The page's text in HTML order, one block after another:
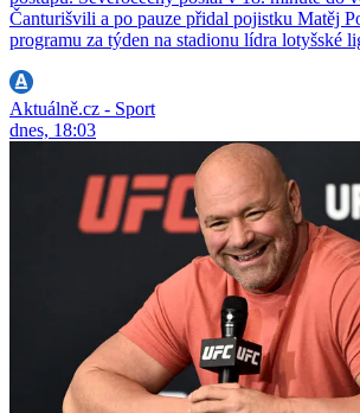
Čanturišvili a po pauze přidal pojistku Matěj
programu za týden na stadionu lídra lotyšské
Aktuálně.cz - Sport
dnes, 18:03